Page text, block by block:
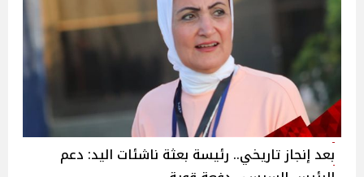
بعد إنجاز تاريخي.. رئيسة بعثة ناشئات اليد: دعم